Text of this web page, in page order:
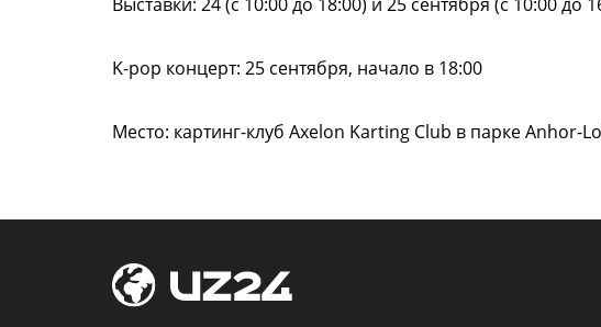
K-pop концерт: 25 сентября, начало в 18:00
Место: картинг-клуб Axelon Karting Club в парке Anhor-